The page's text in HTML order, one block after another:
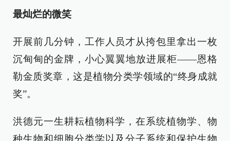
最灿烂的微笑
开展前几分钟，工作人员才从挎包里拿出一枚
沉甸甸的金牌，小心翼翼地放进展柜——恩格
勒金质奖章，这是植物分类学领域的“终身成就
奖”。
洪德元一生耕耘植物科学，在系统植物学、物